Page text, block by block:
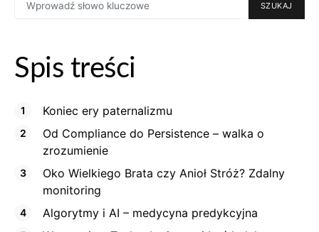
FOR:
SZUKAJ
Spis treści
Koniec ery paternalizmu
Od Compliance do Persistence – walka o
zrozumienie
Oko Wielkiego Brata czy Anioł Stróż? Zdalny
monitoring
Algorytmy i AI – medycyna predykcyjna